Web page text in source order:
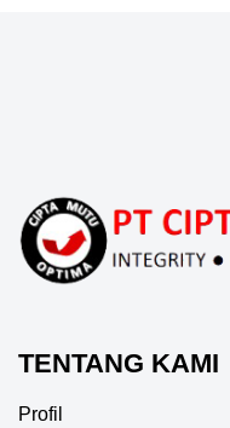
TENTANG KAMI
Profil